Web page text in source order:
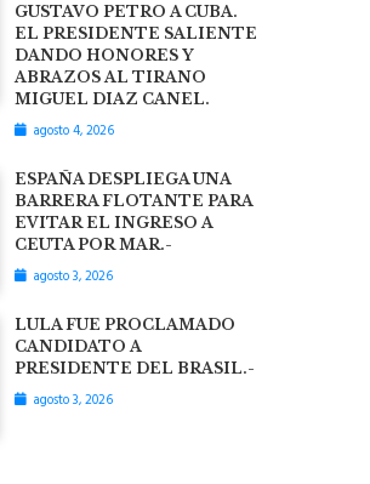
GUSTAVO PETRO A CUBA.
EL PRESIDENTE SALIENTE
DANDO HONORES Y
ABRAZOS AL TIRANO
MIGUEL DIAZ CANEL.
agosto 4, 2026
ESPAÑA DESPLIEGA UNA
BARRERA FLOTANTE PARA
EVITAR EL INGRESO A
CEUTA POR MAR.-
agosto 3, 2026
LULA FUE PROCLAMADO
CANDIDATO A
PRESIDENTE DEL BRASIL.-
agosto 3, 2026